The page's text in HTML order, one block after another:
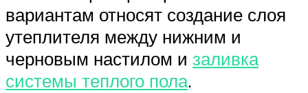
вариантам относят создание слоя
утеплителя между нижним и
черновым настилом и заливка
системы теплого пола.